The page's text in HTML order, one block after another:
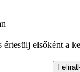
elsőként a